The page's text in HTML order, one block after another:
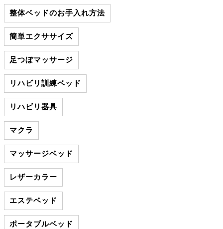
整体ベッドのお手入れ方法
簡単エクササイズ
足つぼマッサージ
リハビリ訓練ベッド
リハビリ器具
マクラ
マッサージベッド
レザーカラー
エステベッド
ポータブルベッド